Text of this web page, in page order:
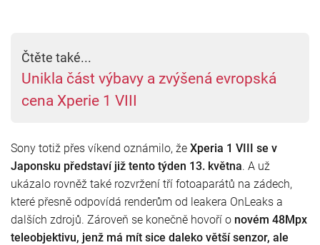
Čtěte také...
Unikla část výbavy a zvýšená evropská
cena Xperie 1 VIII
Sony totiž přes víkend oznámilo, že Xperia 1 VIII se v
Japonsku představí již tento týden 13. května. A už
ukázalo rovněž také rozvržení tří fotoaparátů na zádech,
které přesně odpovídá renderům od leakera OnLeaks a
dalších zdrojů. Zároveň se konečně hovoří o novém 48Mpx
teleobjektivu, jenž má mít sice daleko větší senzor, ale